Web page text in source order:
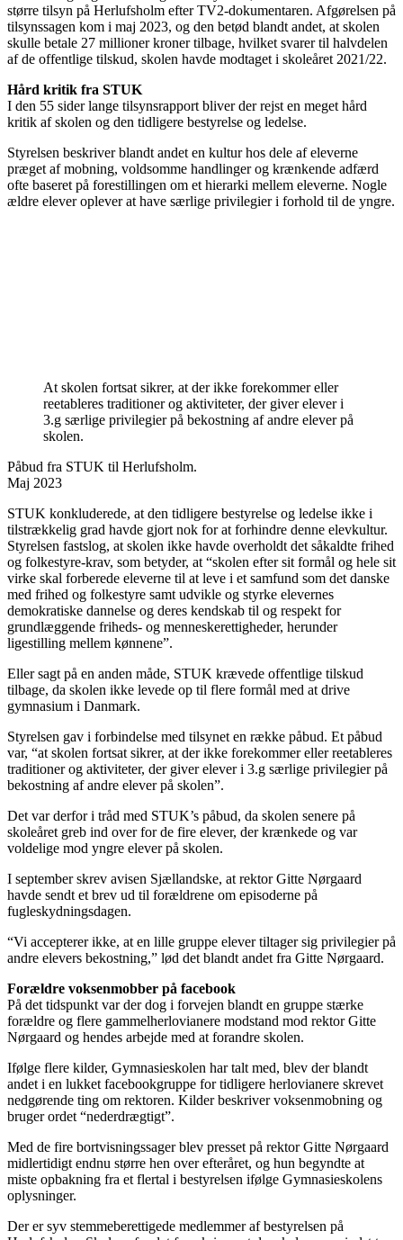
større tilsyn på Herlufsholm efter TV2-dokumentaren. Afgørelsen på
tilsynssagen kom i maj 2023, og den betød blandt andet, at skolen
skulle betale 27 millioner kroner tilbage, hvilket svarer til halvdelen
af de offentlige tilskud, skolen havde modtaget i skoleåret 2021/22.
Hård kritik fra STUK
I den 55 sider lange tilsynsrapport bliver der rejst en meget hård
kritik af skolen og den tidligere bestyrelse og ledelse.
Styrelsen beskriver blandt andet en kultur hos dele af eleverne
præget af mobning, voldsomme handlinger og krænkende adfærd
ofte baseret på forestillingen om et hierarki mellem eleverne. Nogle
ældre elever oplever at have særlige privilegier i forhold til de yngre.
At skolen fortsat sikrer, at der ikke forekommer eller
reetableres traditioner og aktiviteter, der giver elever i
3.g særlige privilegier på bekostning af andre elever på
skolen.
Påbud fra STUK til Herlufsholm.
Maj 2023
STUK konkluderede, at den tidligere bestyrelse og ledelse ikke i
tilstrækkelig grad havde gjort nok for at forhindre denne elevkultur.
Styrelsen fastslog, at skolen ikke havde overholdt det såkaldte frihed
og folkestyre-krav, som betyder, at “skolen efter sit formål og hele sit
virke skal forberede eleverne til at leve i et samfund som det danske
med frihed og folkestyre samt udvikle og styrke elevernes
demokratiske dannelse og deres kendskab til og respekt for
grundlæggende friheds- og menneskerettigheder, herunder
ligestilling mellem kønnene”.
Eller sagt på en anden måde, STUK krævede offentlige tilskud
tilbage, da skolen ikke levede op til flere formål med at drive
gymnasium i Danmark.
Styrelsen gav i forbindelse med tilsynet en række påbud. Et påbud
var, “at skolen fortsat sikrer, at der ikke forekommer eller reetableres
traditioner og aktiviteter, der giver elever i 3.g særlige privilegier på
bekostning af andre elever på skolen”.
Det var derfor i tråd med STUK’s påbud, da skolen senere på
skoleåret greb ind over for de fire elever, der krænkede og var
voldelige mod yngre elever på skolen.
I september skrev avisen Sjællandske, at rektor Gitte Nørgaard
havde sendt et brev ud til forældrene om episoderne på
fugleskydningsdagen.
“Vi accepterer ikke, at en lille gruppe elever tiltager sig privilegier på
andre elevers bekostning,” lød det blandt andet fra Gitte Nørgaard.
Forældre voksenmobber på facebook
På det tidspunkt var der dog i forvejen blandt en gruppe stærke
forældre og flere gammelherlovianere modstand mod rektor Gitte
Nørgaard og hendes arbejde med at forandre skolen.
Ifølge flere kilder, Gymnasieskolen har talt med, blev der blandt
andet i en lukket facebookgruppe for tidligere herlovianere skrevet
nedgørende ting om rektoren. Kilder beskriver voksenmobning og
bruger ordet “nederdrægtigt”.
Med de fire bortvisningssager blev presset på rektor Gitte Nørgaard
midlertidigt endnu større hen over efteråret, og hun begyndte at
miste opbakning fra et flertal i bestyrelsen ifølge Gymnasieskolens
oplysninger.
Der er syv stemmeberettigede medlemmer af bestyrelsen på